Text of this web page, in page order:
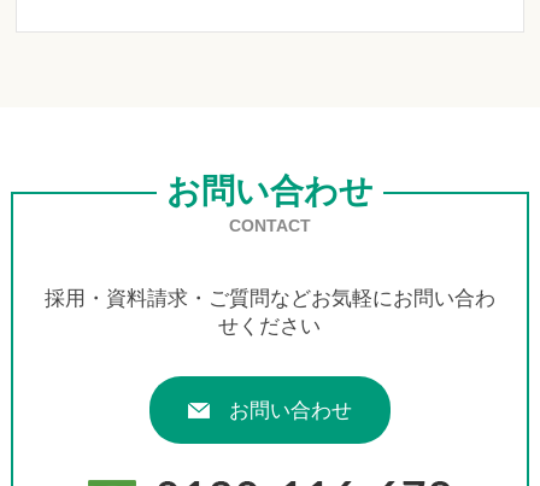
お問い合わせ
CONTACT
採用・資料請求・ご質問などお気軽にお問い合わ
せください
お問い合わせ